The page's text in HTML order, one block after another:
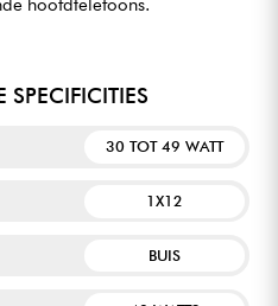
hoofdtelefoons.
SPECIFICITIES
30 TOT 49 WATT
1X12
BUIS